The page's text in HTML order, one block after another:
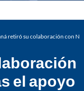
retiró su colaboración con
el apoyo